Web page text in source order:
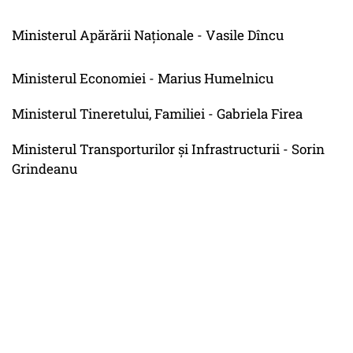
Ministerul Apărării Naționale - Vasile Dîncu
Ministerul Economiei - Marius Humelnicu
Ministerul Tineretului, Familiei - Gabriela Firea
Ministerul Transporturilor și Infrastructurii - Sorin
Grindeanu